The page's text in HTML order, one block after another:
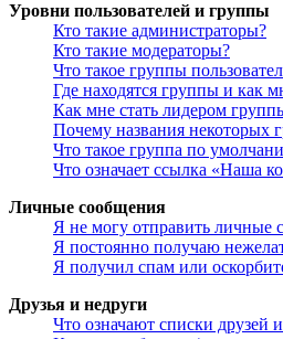
Уровни пользователей и группы
Кто такие администраторы?
Кто такие модераторы?
Что такое группы
Где находятся группы и как
Как мне стать лидером
Почему названия некоторых
Что такое группа по
Что означает ссылка «Наша
Личные сообщения
Я не могу отправить личные
Я постоянно получаю
Я получил спам или
Друзья и недруги
Что означают списки друзей